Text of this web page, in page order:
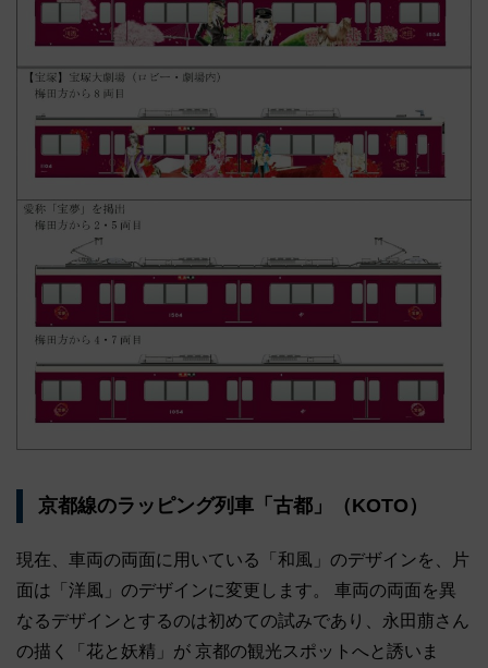
京都線のラッピング列車「古都」（KOTO）
現在、車両の両面に用いている「和風」のデザインを、片
面は「洋風」のデザインに変更します。 車両の両面を異
なるデザインとするのは初めての試みであり、永田萠さん
の描く「花と妖精」が 京都の観光スポットへと誘いま